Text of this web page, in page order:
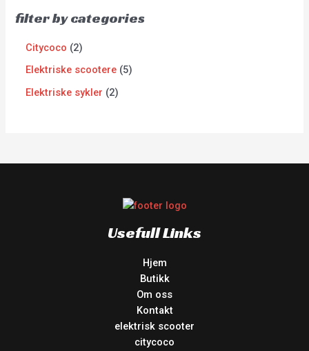
filter by categories
Citycoco
2
Elektriske scootere 5
Elektriske sykler
2
Usefull Links
Hjem
Butikk
Om oss
Kontakt
elektrisk scooter
citycoco